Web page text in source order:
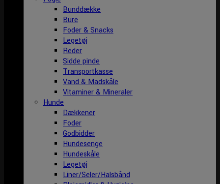
Bunddække
Bure
Foder & Snacks
Legetøj
Reder
Sidde pinde
Transportkasse
Vand & Madskåle
Vitaminer & Mineraler
Hunde
Dækkener
Foder
Godbidder
Hundesenge
Hundeskåle
Legetøj
Liner/Seler/Halsbånd